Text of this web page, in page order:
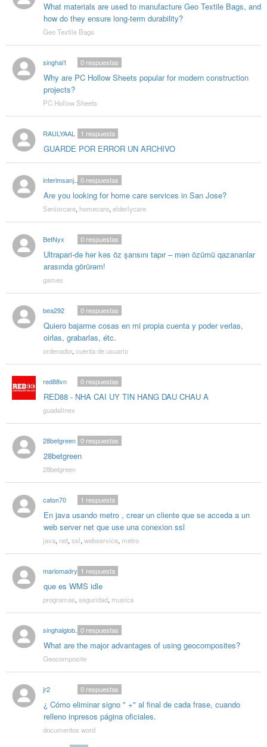
What materials are used to manufacture Geo Textile Bags, and
how do they ensure long-term durability?
Geo Textile Bags
singhal1
Why are PC Hollow Sheets popular for modern construction
projects?
0respuestas
PC Hollow Sheets
RAULYAAL
GUARDE POR ERROR UN ARCHIVO
1 respuesta
interimsanjose
Are you looking for home care services in San Jose?
0respuestas
Seniorcare, homecare, elderlycare
BetNyx
Ultrapari-də hər kəs öz şansını tapır – mən özümü qazananlar
arasında görürəm!
0respuestas
games
bea292
Quiero bajarme cosas en mi propia cuenta y poder verlas,
oirlas, grabarlas, étc.
0respuestas
ordenador, cuenta de usuario
red88vn
RED88 - NHA CAI UY TIN HANG DAU CHAU A
0respuestas
guadalinex
28betgreen
28betgreen
0respuestas
28betgreen
caton70
En java usando metro , crear un cliente que se acceda a un
web server net que use una conexion ssl
1 respuesta
java, net, ssl, webservice, metro
mariomadryn
que es WMS idle
1 respuesta
programas, seguridad, musica
singhalglobal003
What are the major advantages of using geocomposites?
0respuestas
Geocomposite
jr2
¿ Cómo eliminar signo " +" al final de cada frase, cuando
relleno inpresos página oficiales.
0respuestas
documentos word